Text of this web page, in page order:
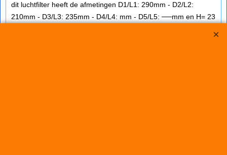
dit luchtfilter heeft de afmetingen D1/L1: 290mm - D2/L2:
210mm - D3/L3: 235mm - D4/L4: mm - D5/L5: ──mm en H= 23